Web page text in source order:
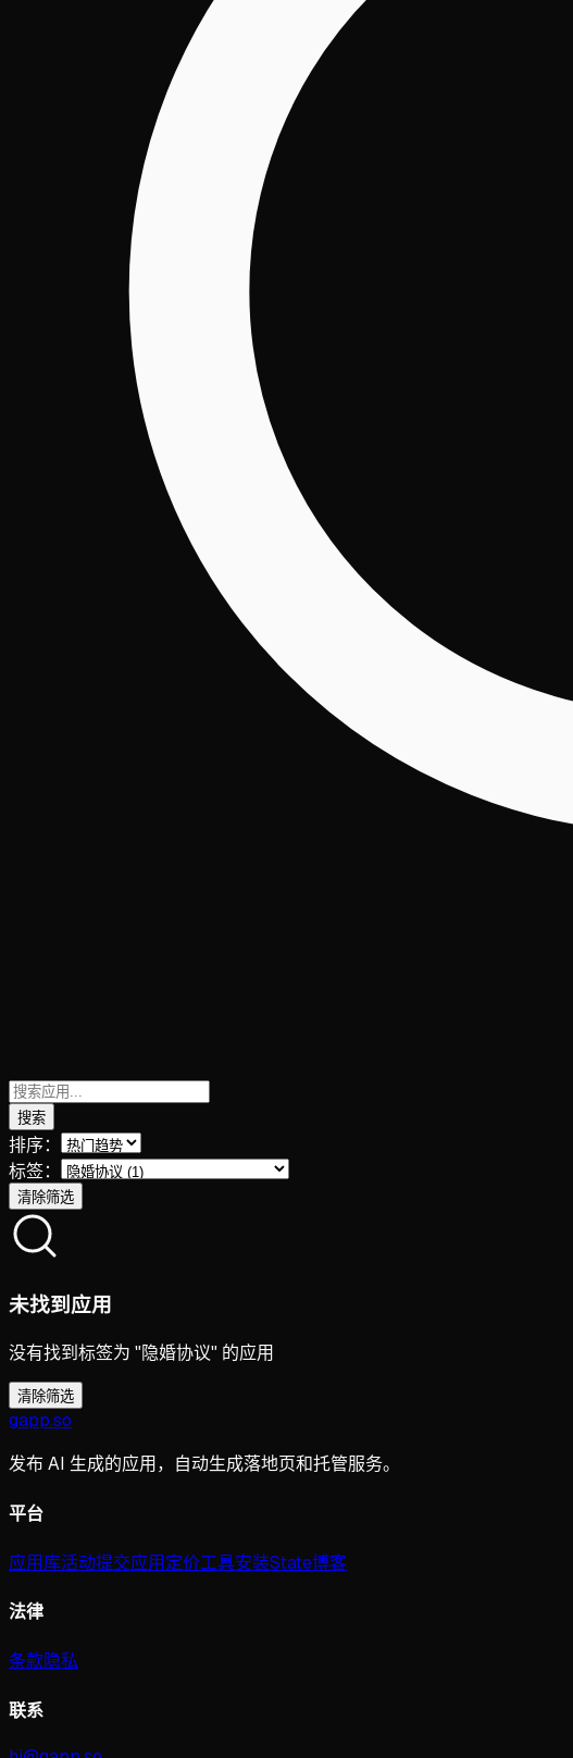
搜索
排序：
标签：
清除筛选
未找到应用
没有找到标签为 "隐婚协议" 的应用
清除筛选
gapp.so
发布 AI 生成的应用，自动生成落地页和托管服务。
平台
应用库活动提交应用定价工具安装State博客
法律
条款隐私
联系